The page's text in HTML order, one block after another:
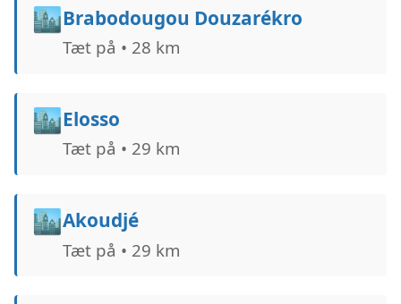
🏙️Brabodougou Douzarékro
Tæt på • 28 km
🏙️Elosso
Tæt på • 29 km
🏙️Akoudjé
Tæt på • 29 km